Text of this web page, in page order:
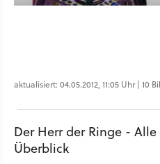
aktualisiert: 04.05.2012, 11:05 Uhr | 10
Der Herr der Ringe -
Überblick